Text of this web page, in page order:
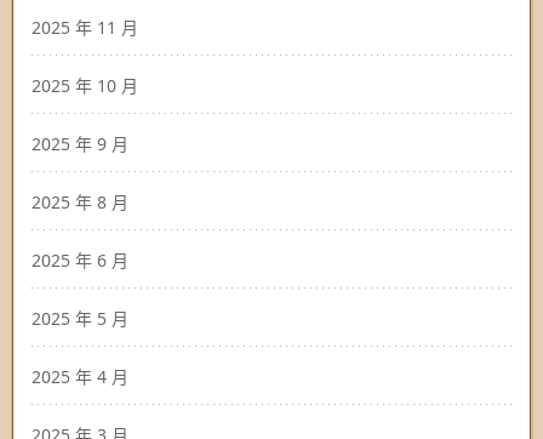
2025 年 11 月
2025 年 10 月
2025 年 9 月
2025 年 8 月
2025 年 6 月
2025 年 5 月
2025 年 4 月